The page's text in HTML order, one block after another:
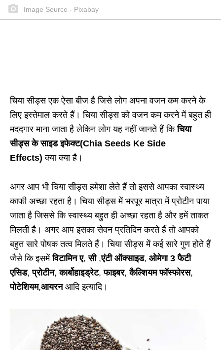
Image Source - Pixabay
चिया सीड्स एक ऐसा बीज है जिसे लोग अपना वजन कम करने के
लिए इस्तेमाल करते हैं। चिया सीड्स को वजन कम करने में बहुत ही
मददगार माना जाता है लेकिन लोग यह नहीं जानते हैं किचिया
सीड्स के साइड इफेक्ट(Chia Seeds Ke Side
Effects) क्या क्या है।
अगर आप भी चिया सीड्स हमेशा लेते हैं तो इससे आपका स्वास्थ्य
काफी अच्छा रहता है। चिया सीड्स में भरपूर मात्रा में प्रोटीन पाया
जाता है जिससे कि स्वास्थ्य बहुत ही अच्छा रहता है और हमें ताकत
मिलती है। अगर आप इसका सेवन प्रतिदिन करते हैं तो आपको
बहुत सारे पोषक तत्व मिलते हैं। चिया सीड्स में कई सारे गुण होते हैं
जैसे कि इसमेंविटामिन ए,सी,एंटी ऑक्साइड, ओमेगा 3 फैटी
एसिड,प्रोटीन,कार्बोहाइड्रेट,फाइबर,कैल्शियम फॉस्फोरस,
पोटेशियम,आयरनआदि इत्यादि।